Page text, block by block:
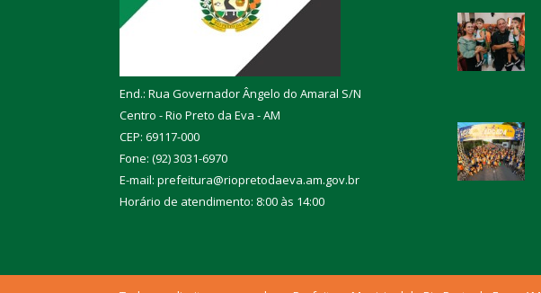
End.: Rua Governador Ângelo do Amaral S/N
Centro - Rio Preto da Eva - AM
CEP: 69117-000
Fone: (92) 3031-6970
E-mail: prefeitura@riopretodaeva.am.gov.br
Horário de atendimento: 8:00 às 14:00